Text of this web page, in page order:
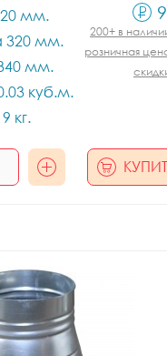
мм.
320 мм.
мм.
куб.м.
кг.
200+ в
розничная